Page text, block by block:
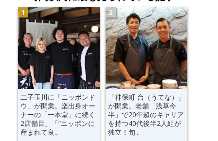
二子玉川に「ニッポンド
ウ」が開業。楽出身オー
ナーの「一本堂」に続く
2店舗目、「“ニッポンに
産まれて良...
「神保町 台（うてな）」
が開業。老舗「浅草今
半」で20年超のキャリア
を持つ40代後半2人組が
独立！旬...